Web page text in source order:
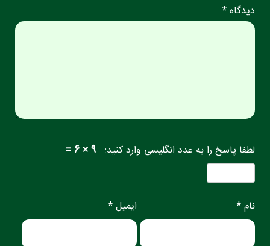
دیدگاه *
لطفا پاسخ را به عدد انگلیسی وارد کنید: 9 × 6 =
نام * ایمیل *